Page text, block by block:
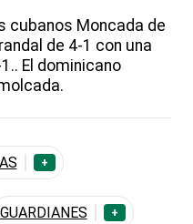
cubanos Moncada de
de 4-1 con una
El dominicano
+
GUARDIANES +